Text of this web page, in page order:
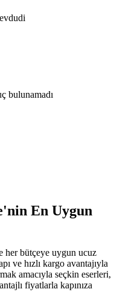
bulunamadı
En Uygun
her bütçeye uygun ucuz
ve hızlı kargo avantajıyla
amacıyla seçkin eserleri,
fiyatlarla kapınıza